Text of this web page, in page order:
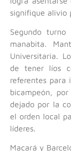
signifique alivio
Segundo
manabita.
Universitaria.
de tener líos
referentes para
bicampeón,
dejado por la
el orden local
líderes.
Macará y